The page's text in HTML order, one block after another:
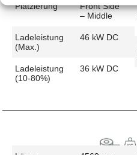
Platzierung
Front Side
– Middle
Ladeleistung
(max.)
46 kW DC
Ladeleistung
(10-80%)
36 kW DC